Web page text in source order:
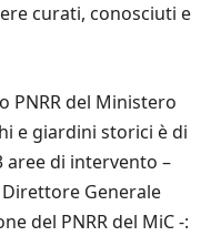
curati, conosciuti e
PNRR del Ministero
e giardini storici è di
di intervento –
Generale
del PNRR del MiC -: